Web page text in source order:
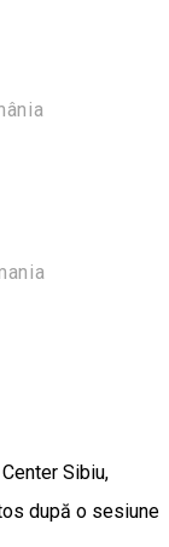
Sibiu,
după o sesiune